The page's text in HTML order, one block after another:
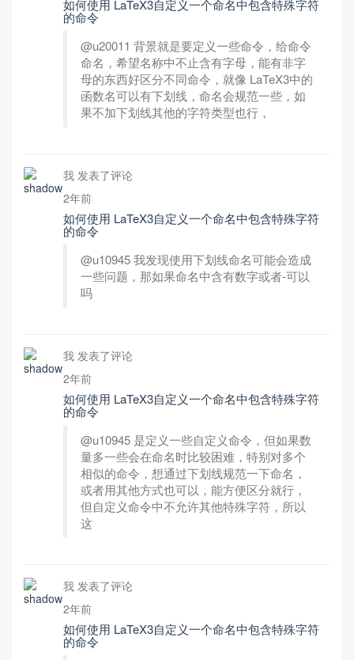
如何使用 LaTeX3自定义一个命名中包含特殊字符
的命令
@u20011 背景就是要定义一些命令，给命令
命名，希望名称中不止含有字母，能有非字
母的东西好区分不同命令，就像 LaTeX3中的
函数名可以有下划线，命名会规范一些，如
果不加下划线其他的字符类型也行，
我 发表了评论
2年前
如何使用 LaTeX3自定义一个命名中包含特殊字符
的命令
@u10945 我发现使用下划线命名可能会造成
一些问题，那如果命名中含有数字或者-可以
吗
我 发表了评论
2年前
如何使用 LaTeX3自定义一个命名中包含特殊字符
的命令
@u10945 是定义一些自定义命令，但如果数
量多一些会在命名时比较困难，特别对多个
相似的命令，想通过下划线规范一下命名，
或者用其他方式也可以，能方便区分就行，
但自定义命令中不允许其他特殊字符，所以
这
我 发表了评论
2年前
如何使用 LaTeX3自定义一个命名中包含特殊字符
的命令